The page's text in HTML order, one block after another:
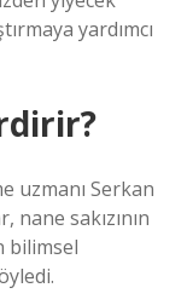
yardımcı
uzmanı Serkan
nane sakızının
bilimsel